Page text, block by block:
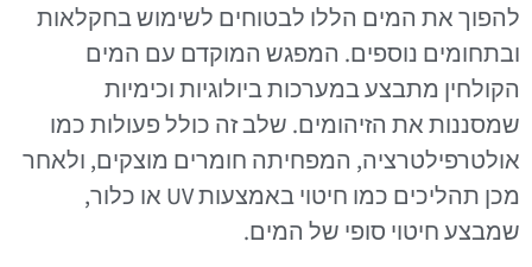
להפוך את המים הללו לבטוחים לשימוש בחקלאות
ובתחומים נוספים. המפגש המוקדם עם המים
הקולחין מתבצע במערכות ביולוגיות וכימיות
שמסננות את הזיהומים. שלב זה כולל פעולות כמו
אולטרפילטרציה, המפחיתה חומרים מוצקים, ולאחר
מכן תהליכים כמו חיטוי באמצעות UV או כלור,
שמבצע חיטוי סופי של המים.